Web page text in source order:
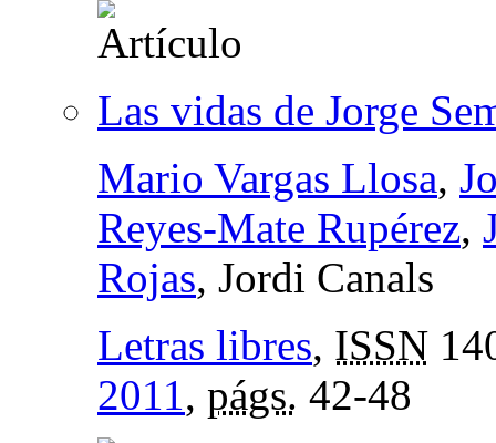
Las vidas de Jorge
Mario Vargas Llosa,
Reyes-Mate Rupérez,
Rojas, Jordi Canals
Letras libres, ISSN
2011, págs. 42-48